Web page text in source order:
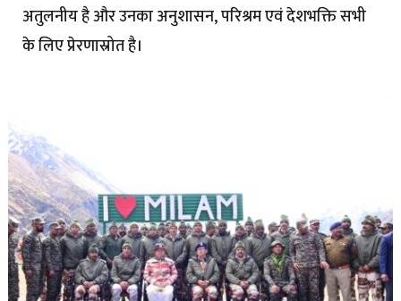
अतुलनीय है और उनका अनुशासन, परिश्रम एवं देशभक्ति सभी
के लिए प्रेरणास्रोत है।